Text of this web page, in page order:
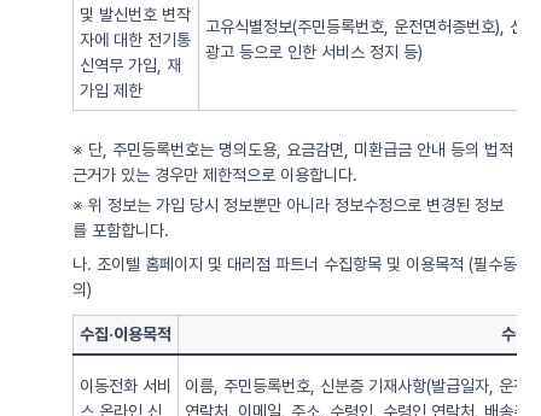
및 발신번호 변작
자에 대한 전기통
신역무 가입, 재
가입 제한
고유식별정보(주민등록번호, 운전면허증번호), 신
광고 등으로 인한 서비스 정지 등)
※ 단, 주민등록번호는 명의도용, 요금감면, 미환급금 안내 등의 법적
근거가 있는 경우만 제한적으로 이용합니다.
※ 위 정보는 가입 당시 정보뿐만 아니라 정보수정으로 변경된 정보
를 포함합니다.
나. 조이텔 홈페이지 및 대리점 파트너 수집항목 및 이용목적 (필수동
의)
수집·이용목적 수집·
이동전화 서비
스 온라인 신
이름, 주민등록번호, 신분증 기재사항(발급일자, 운전
연락처, 이메일, 주소, 수령인, 수령인 연락처, 배송주